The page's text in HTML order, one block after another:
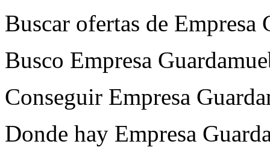
Buscar ofertas de Empresa
Busco Empresa
Conseguir Empresa
Donde hay Empresa